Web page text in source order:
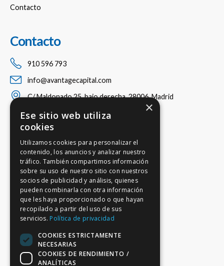
Contacto
Contacto
910 596 793
info@avantagecapital.com
C/ Maldonado 25, bajo derecha, 28006, Madrid
×
Ese sitio web utiliza
cookies
Utilizamos cookies para personalizar el
contenido, los anuncios y analizar nuestro
tráfico. También compartimos información
sobre su uso de nuestro sitio con nuestros
socios de publicidad y análisis, quienes
pueden combinarla con otra información
que les haya proporcionado o que hayan
recopilado a partir del uso de sus
servicios. Política de privacidad
COOKIES ESTRICTAMENTE
NECESARIAS
COOKIES DE RENDIMIENTO /
ANALÍTICAS